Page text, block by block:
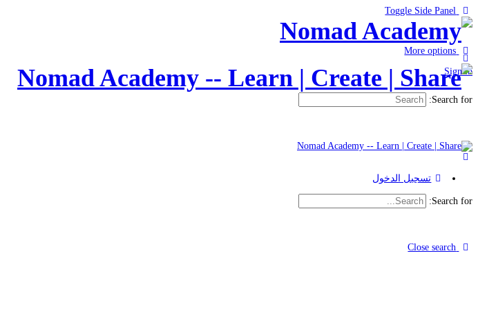
Toggle Side Panel
More options
Sign in
Search for:
تسجيل الدخول
Search for:
Close search